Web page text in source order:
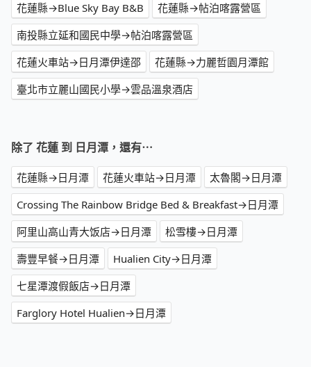
花蓮縣→Blue Sky Bay B&B
花蓮縣→帖泊喀露營區
南投縣立延和國民中學→帖泊喀露營區
花蓮火車站→日月潭伊達邵
花蓮縣→力麗哲園月潭館
臺北市立麗山國民小學→雲品溫泉酒店
除了 花蓮 到 日月潭，還有⋯
花蓮縣→日月潭 花蓮火車站→日月潭
太魯閣→日月潭
Crossing The Rainbow Bridge Bed & Breakfast→日月潭
阿里山高山青大饭店→日月潭
松雪樓→日月潭
壽豐早餐→日月潭
Hualien City→日月潭
七星潭渡假飯店→日月潭
Farglory Hotel Hualien→日月潭